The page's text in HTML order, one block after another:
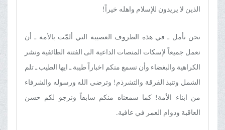
الذین لا یریدون للإسلام واهله خیراً!
نحن نأمل ـ في هذه الظروف العصیبة التي ألمّت بالأمة ـ أن
نعمل جمیعاً لإسکات المنصات الداعیة الی الفتنة الطائفیة ونشر
الکراهیة والبغضاء وأن نسمع منکم اخباراً طیبة ـ ایها الطیب ـ تلم
الشمل وتنبذ الفرقة والتشرذم! وترضی الله ورسوله والشرفاء
من ابناء الأمة! کما سمعناه منکم سابقاً ونرجو لکم حسن
العاقبة ودوام العمر في عافیة.